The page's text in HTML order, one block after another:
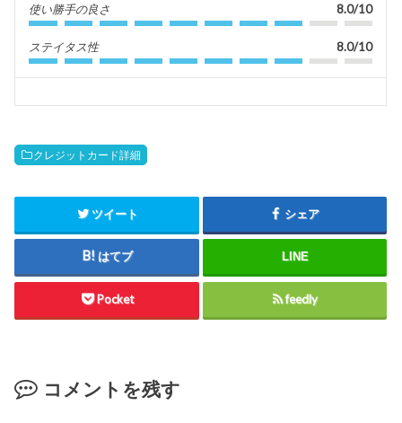
使い勝手の良さ 8.0/10
ステイタス性 8.0/10
クレジットカード詳細
ツイート シェア
はてブ LINE
Pocket feedly
コメントを残す